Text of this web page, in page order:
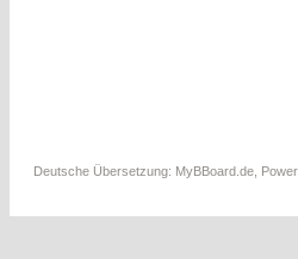
Deutsche Übersetzung: MyBBoard.de ,